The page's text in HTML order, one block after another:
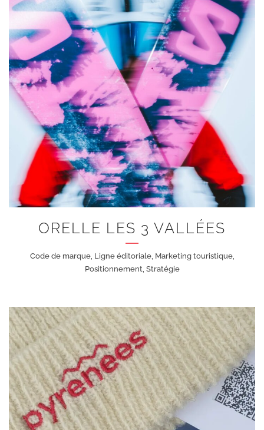
+
ORELLE LES 3 VALLÉES
Code de marque, Ligne éditoriale, Marketing touristique,
Positionnement, Stratégie